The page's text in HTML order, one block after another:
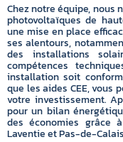
Chez notre équipe, nous
photovoltaïques de
une mise en place
ses alentours,
des installations
compétences
installation soit
que les aides CEE,
votre investissement.
pour un bilan
des économies grâce
Laventie et Pas-de-